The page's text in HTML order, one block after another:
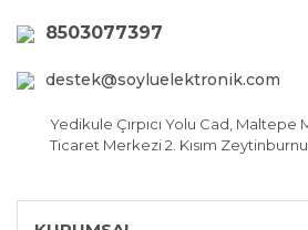
8503077397
destek@soyluelektronik.com
Yedikule Çırpıcı Yolu Cad, Maltepe
Ticaret Merkezi 2. Kısım